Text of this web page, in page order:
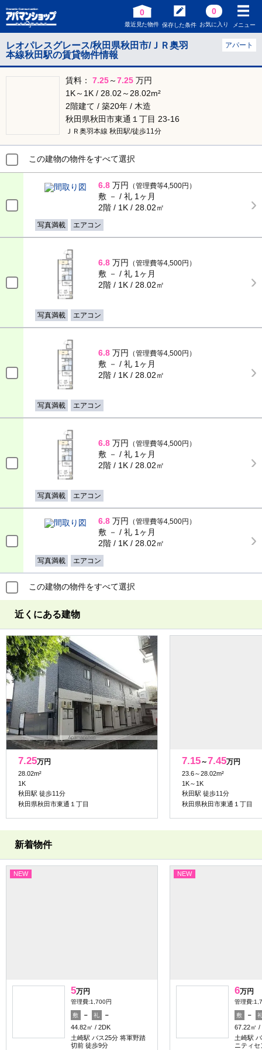
0
最近見た物件 保存した条件
0
お気に入り メニュー
レオパレスグレース/秋田県秋田市/ＪＲ奥羽
本線秋田駅の賃貸物件情報
アパート
賃料： 7.25～7.25 万円
1K～1K / 28.02～28.02m²
2階建て / 築20年 / 木造
秋田県秋田市東通１丁目 23-16
ＪＲ奥羽本線 秋田駅/徒歩11分
この建物の物件をすべて選択
6.8 万円 （管理費等4,500円）
敷 － / 礼 1ヶ月
2階 / 1K / 28.02㎡
写真満載 エアコン
6.8 万円 （管理費等4,500円）
敷 － / 礼 1ヶ月
2階 / 1K / 28.02㎡
写真満載 エアコン
6.8 万円 （管理費等4,500円）
敷 － / 礼 1ヶ月
2階 / 1K / 28.02㎡
写真満載 エアコン
6.8 万円 （管理費等4,500円）
敷 － / 礼 1ヶ月
2階 / 1K / 28.02㎡
写真満載 エアコン
6.8 万円 （管理費等4,500円）
敷 － / 礼 1ヶ月
2階 / 1K / 28.02㎡
写真満載 エアコン
この建物の物件をすべて選択
近くにある建物
7.25万円
28.02m²
1K
秋田駅 徒歩11分
秋田県秋田市東通１丁目
7.15～7.45万円
23.6～28.02m²
1K～1K
秋田駅 徒歩11分
秋田県秋田市東通１丁目
新着物件
NEW
5万円
管理費:1,700円
敷 － 礼
－
44.82㎡
2DK
土崎駅 バス25分 将軍野踏
切前 徒歩9分
NEW
6万円
管理費
敷 －
67.22㎡
土崎駅
ニティ